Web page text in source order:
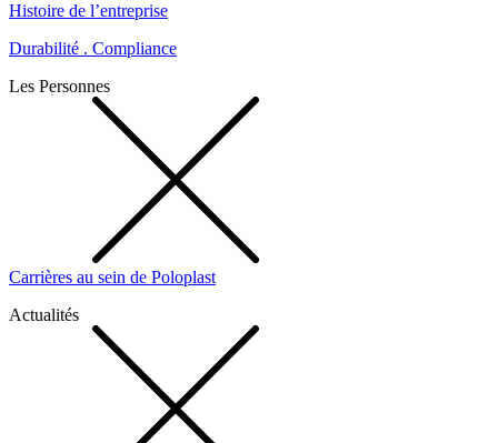
Histoire de l’entreprise
Durabilité . Compliance
Les Personnes
Carrières au sein de Poloplast
Actualités